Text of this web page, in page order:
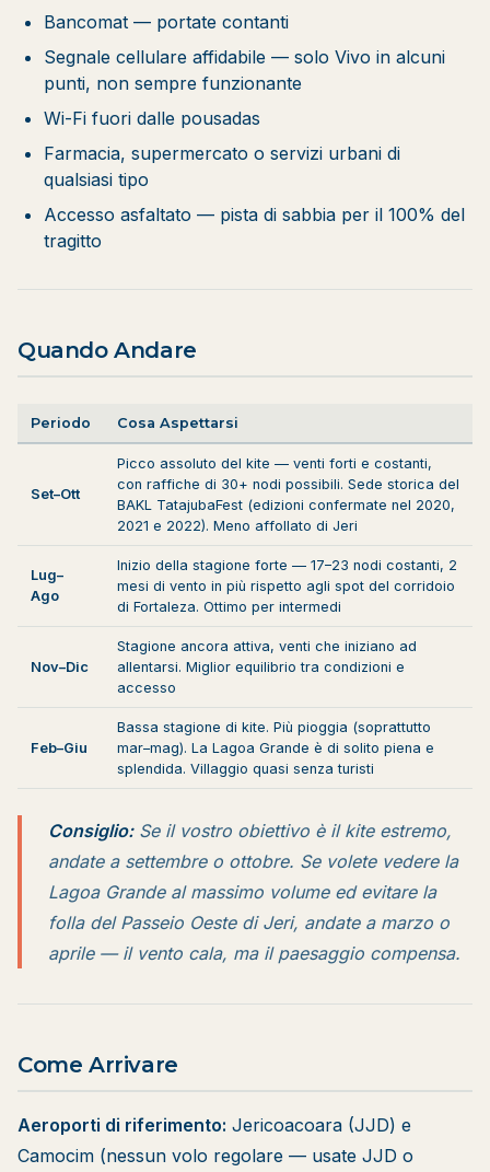
Bancomat — portate contanti
Segnale cellulare affidabile — solo Vivo in alcuni
punti, non sempre funzionante
Wi-Fi fuori dalle pousadas
Farmacia, supermercato o servizi urbani di
qualsiasi tipo
Accesso asfaltato — pista di sabbia per il 100% del
tragitto
Quando Andare
Periodo Cosa Aspettarsi
Set–Ott
Picco assoluto del kite — venti forti e costanti,
con raffiche di 30+ nodi possibili. Sede storica del
BAKL TatajubaFest (edizioni confermate nel 2020,
2021 e 2022). Meno affollato di Jeri
Lug–
Ago
Inizio della stagione forte — 17–23 nodi costanti, 2
mesi di vento in più rispetto agli spot del corridoio
di Fortaleza. Ottimo per intermedi
Nov–Dic
Stagione ancora attiva, venti che iniziano ad
allentarsi. Miglior equilibrio tra condizioni e
accesso
Feb–Giu
Bassa stagione di kite. Più pioggia (soprattutto
mar–mag). La Lagoa Grande è di solito piena e
splendida. Villaggio quasi senza turisti
Consiglio:Se il vostro obiettivo è il kite estremo,
andate a settembre o ottobre. Se volete vedere la
Lagoa Grande al massimo volume ed evitare la
folla del Passeio Oeste di Jeri, andate a marzo o
aprile — il vento cala, ma il paesaggio compensa.
Come Arrivare
Aeroporti di riferimento: Jericoacoara (JJD) e
Camocim (nessun volo regolare — usate JJD o